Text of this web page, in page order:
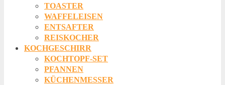
TOASTER
WAFFELEISEN
ENTSAFTER
REISKOCHER
KOCHGESCHIRR
KOCHTOPF-SET
PFANNEN
KÜCHENMESSER